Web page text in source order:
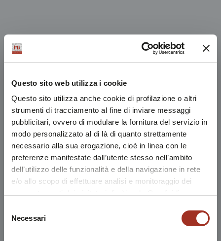
Questo sito web utilizza i cookie
Questo sito utilizza anche cookie di profilazione o altri
strumenti di tracciamento al fine di inviare messaggi
pubblicitari, ovvero di modulare la fornitura del servizio in
modo personalizzato al di là di quanto strettamente
necessario alla sua erogazione, cioè in linea con le
preferenze manifestate dall’utente stesso nell’ambito
dell’utilizzo delle funzionalità e della navigazione in rete
e/o allo scopo di effettuare analisi e monitoraggio dei
nostro sito, con i nostri partner che si occupano di analisi
dei dati web, pubblicità e social media, i quali potrebbero
delNecessari